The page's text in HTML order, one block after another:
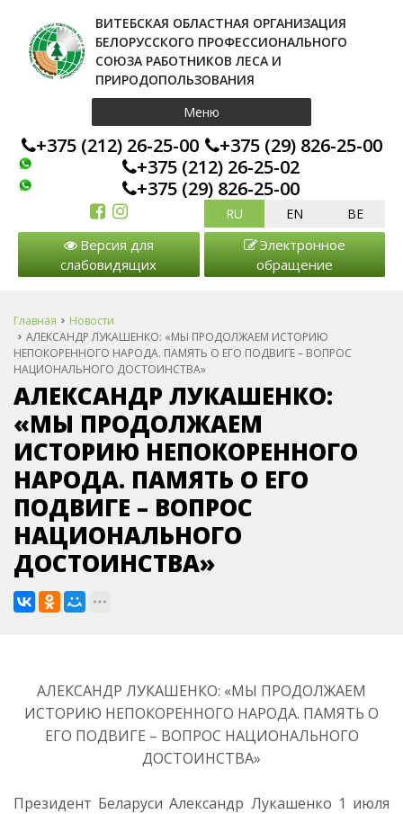
ВИТЕБСКАЯ ОБЛАСТНАЯ ОРГАНИЗАЦИЯ
БЕЛОРУССКОГО ПРОФЕССИОНАЛЬНОГО
СОЮЗА РАБОТНИКОВ ЛЕСА И
ПРИРОДОПОЛЬЗОВАНИЯ
Меню
+375 (212) 26-25-00
+375 (29) 826-25-00
+375 (212) 26-25-02
+375 (29) 826-25-00
RU EN BE
Версия для
слабовидящих
Электронное
обращение
Главная
Новости
АЛЕКСАНДР ЛУКАШЕНКО: «МЫ ПРОДОЛЖАЕМ ИСТОРИЮ
НЕПОКОРЕННОГО НАРОДА. ПАМЯТЬ О ЕГО ПОДВИГЕ – ВОПРОС
НАЦИОНАЛЬНОГО ДОСТОИНСТВА»
АЛЕКСАНДР ЛУКАШЕНКО:
«МЫ ПРОДОЛЖАЕМ
ИСТОРИЮ НЕПОКОРЕННОГО
НАРОДА. ПАМЯТЬ О ЕГО
ПОДВИГЕ – ВОПРОС
НАЦИОНАЛЬНОГО
ДОСТОИНСТВА»
АЛЕКСАНДР ЛУКАШЕНКО: «МЫ ПРОДОЛЖАЕМ
ИСТОРИЮ НЕПОКОРЕННОГО НАРОДА. ПАМЯТЬ О
ЕГО ПОДВИГЕ – ВОПРОС НАЦИОНАЛЬНОГО
ДОСТОИНСТВА»
Президент Беларуси Александр Лукашенко 1 июля